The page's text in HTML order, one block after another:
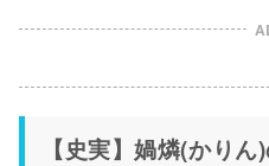
【史実】媧燐(かり